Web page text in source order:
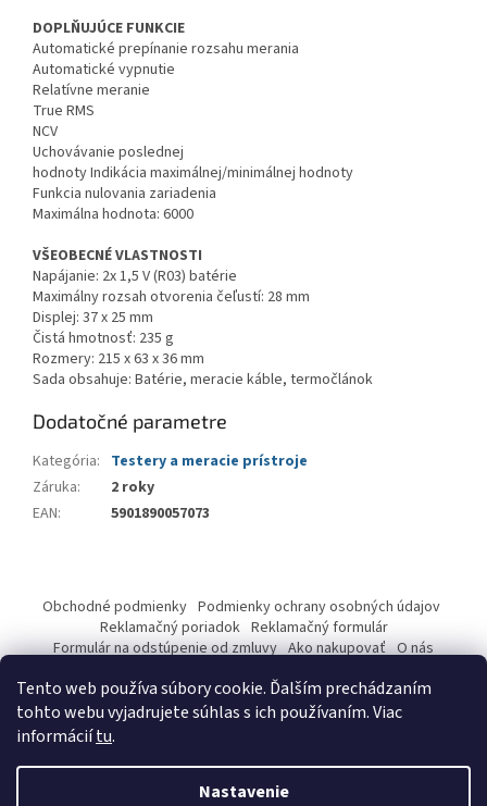
Tento web používa súbory cookie. Ďalším prechádzaním
tohto webu vyjadrujete súhlas s ich používaním. Viac
informáciítu.
Nastavenie
DOPLŇUJÚCE FUNKCIE
Automatické prepínanie rozsahu merania
Automatické vypnutie
Relatívne meranie
True RMS
NCV
Uchovávanie poslednej
hodnoty Indikácia maximálnej/minimálnej hodnoty
Funkcia nulovania zariadenia
Maximálna hodnota: 6000
VŠEOBECNÉ VLASTNOSTI
Napájanie: 2x 1,5 V (R03) batérie
Maximálny rozsah otvorenia čeľustí: 28 mm
Displej: 37 x 25 mm
Čistá hmotnosť: 235 g
Rozmery: 215 x 63 x 36 mm
Sada obsahuje: Batérie, meracie káble, termočlánok
Dodatočné parametre
Kategória: Testery a meracie prístroje
Záruka:
2 roky
EAN: 5901890057073
ä
Obchodné podmienky Podmienky ochrany osobných údajov
Reklamačný poriadok Reklamačný formulár
Formulár na odstúpenie od zmluvy Ako nakupovať O nás